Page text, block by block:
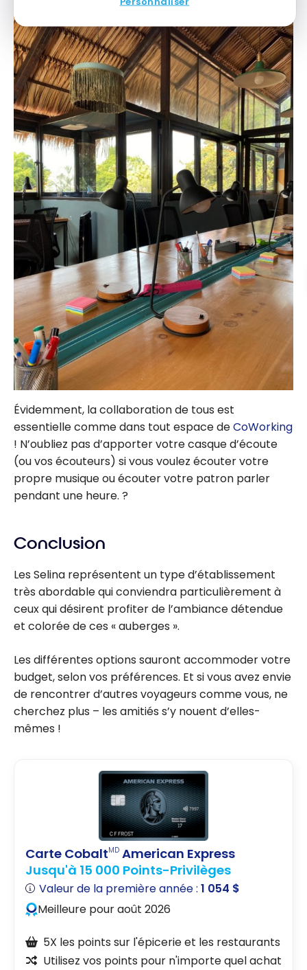
Évidemment, la collaboration de tous est
essentielle comme dans tout espace deCoWorking
! N’oubliez pas d’apporter votre casque d’écoute
(ou vos écouteurs) si vous voulez écouter votre
propre musique ou écouter votre patron parler
pendant une heure. ?
Conclusion
Les Selina représentent un type d’établissement
très abordable qui conviendra particulièrement à
ceux qui désirent profiter de l’ambiance détendue
et colorée de ces « auberges ».
Les différentes options sauront accommoder votre
budget, selon vos préférences. Et si vous avez envie
de rencontrer d’autres voyageurs comme vous, ne
cherchez plus – les amitiés s’y nouent d’elles-
mêmes !
Carte CobaltMD American Express
Jusqu'à 15 000 Points-Privilèges
Valeur de la première année :1 054 $
Meilleure pour août 2026
5X les points sur l'épicerie et les restaurants
Utilisez vos points pour n'importe quel achat